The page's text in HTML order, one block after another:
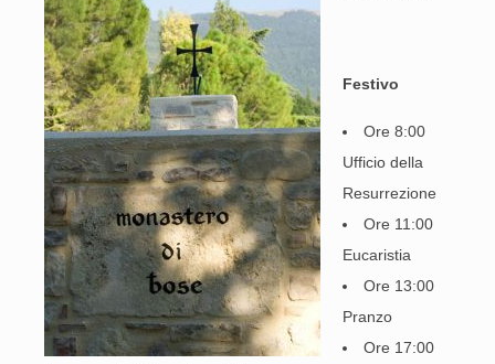
Festivo
Ore 8:00
Ufficio della
Resurrezione
Ore 11:00
Eucaristia
Ore 13:00
Pranzo
Ore 17:00